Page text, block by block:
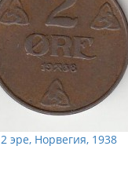
2 эре, Норвегия, 1938